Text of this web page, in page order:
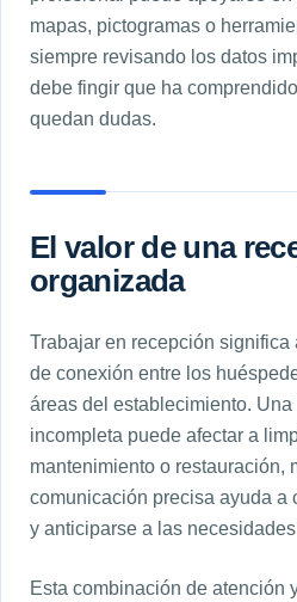
mapas, pictogramas o
siempre revisando los datos
debe fingir que ha
quedan dudas.
El valor de una
organizada
Trabajar en recepción significa
de conexión entre los
áreas del establecimiento.
incompleta puede afectar a
mantenimiento o restauración,
comunicación precisa ayuda a
y anticiparse a las
Esta combinación de atención